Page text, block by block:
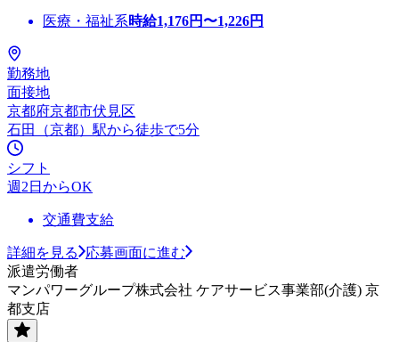
医療・福祉系時給1,176円〜1,226円
勤務地
面接地
京都府京都市伏見区
石田（京都）駅から徒歩で5分
シフト
週2日からOK
交通費支給
詳細を見る
応募画面に進む
派遣労働者
マンパワーグループ株式会社 ケアサービス事業部(介護) 京
都支店